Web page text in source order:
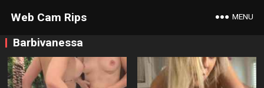
Web Cam Rips MENU
Barbivanessa